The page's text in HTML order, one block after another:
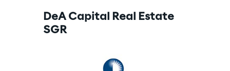
DeA Capital Real Estate
SGR